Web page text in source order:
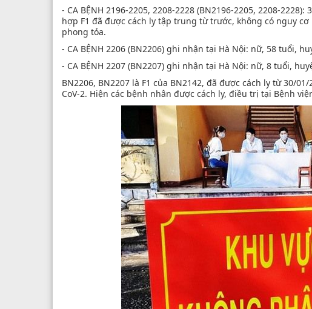
- CA BỆNH 2196-2205, 2208-2228 (BN2196-2205, 2208-
hợp F1 đã được cách ly tập trung từ trước, không có nguy
phong tỏa.
- CA BỆNH 2206 (BN2206) ghi nhận tại Hà Nội: nữ, 58 tuổi,
- CA BỆNH 2207 (BN2207) ghi nhận tại Hà Nội: nữ, 8 tuổi,
BN2206, BN2207 là F1 của BN2142, đã được cách ly từ 30/
CoV-2. Hiện các bệnh nhân được cách ly, điều trị tại Bệnh